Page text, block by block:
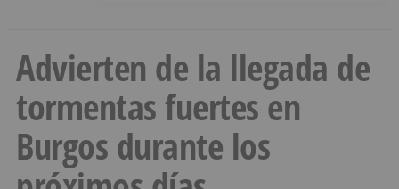
Advierten de la llegada de
tormentas fuertes en
Burgos durante los